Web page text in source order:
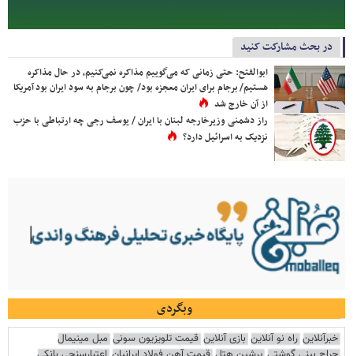
در بحث مشارکت کنید
ابوالفتح: حتی زمانی که می‌گوییم مذاکره نمی‌کنیم، در حال مذاکره
هستیم/ برجام برای ایران معجزه بود/ چون برجام به سود ایران بود آمریکا
از آن خارج شد
راز دشمنی وزیرخارجه لبنان با ایران / یوسف رجی چه ارتباطی با حزب
نزدیک به اسرائیل دارد؟
وبگردی
خبرآنلاین راه نو آنلاین بازی آنلاین قیمت تلویزیون سونی مبل مینیمال